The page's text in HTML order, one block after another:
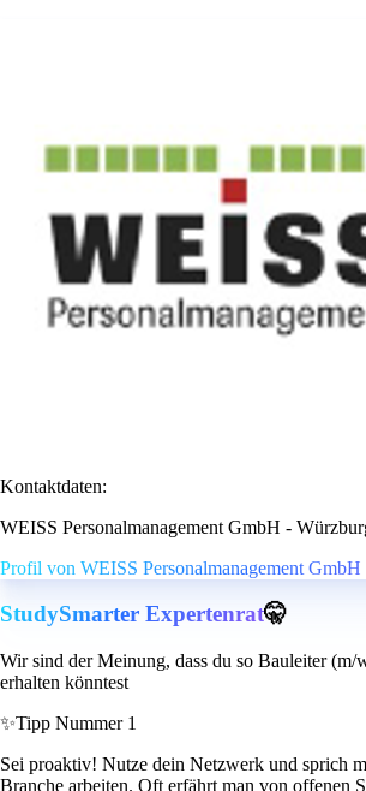
Kontaktdaten:
WEISS Personalmanagement GmbH -
Profil von WEISS Personalmanagement
StudySmarter Expertenrat🤫
Wir sind der Meinung, dass du so Bauleiter (m/
erhalten könntest
✨Tipp Nummer 1
Sei proaktiv! Nutze dein Netzwerk und sprich
Branche arbeiten. Oft erfährt man von offenen